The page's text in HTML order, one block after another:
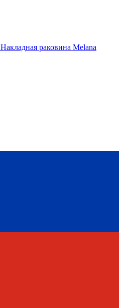
Накладная раковина Melana